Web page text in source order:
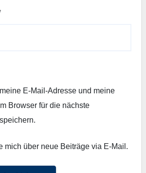
E-Mail-Adresse und meine
Browser für die nächste
mich über neue Beiträge via E-Mail.